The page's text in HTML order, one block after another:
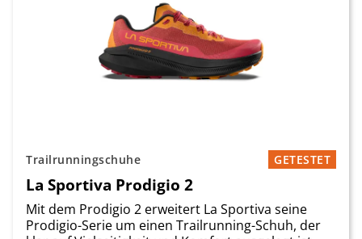
Trailrunningschuhe GETESTET
La Sportiva Prodigio 2
Mit dem Prodigio 2 erweitert La Sportiva seine
Prodigio-Serie um einen Trailrunning-Schuh, der